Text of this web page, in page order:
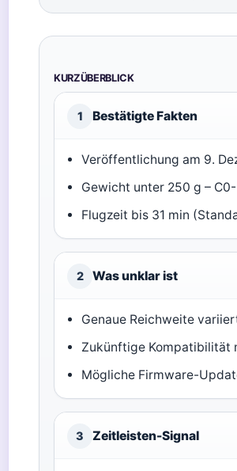
KURZÜBERBLICK
1 Bestätigte Fakten
Veröffentlichung am 9.
Gewicht unter 250 g –
Flugzeit bis 31 min
2 Was unklar ist
Genaue Reichweite
Zukünftige Kompatibilität
Mögliche Firmware-
3 Zeitleisten-Signal